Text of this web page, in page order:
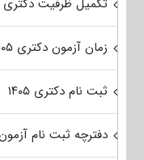
تکمیل ظرفیت دکتری ۱۴۰۳
زمان آزمون دکتری ۱۴۰۵
ثبت نام دکتری ۱۴۰۵
دفترچه ثبت نام آزمون